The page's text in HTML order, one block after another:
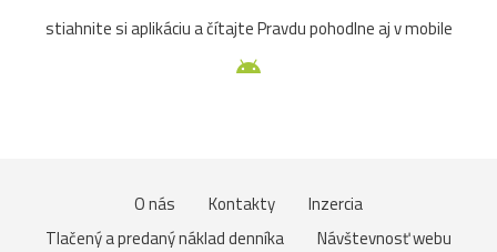
stiahnite si aplikáciu a čítajte Pravdu pohodlne aj v mobile
O nás Kontakty
Inzercia
Tlačený a predaný náklad denníka
Návštevnosť webu